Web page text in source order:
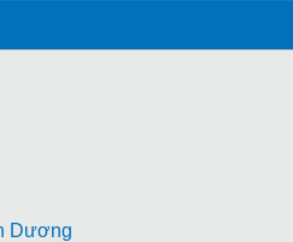
Dương